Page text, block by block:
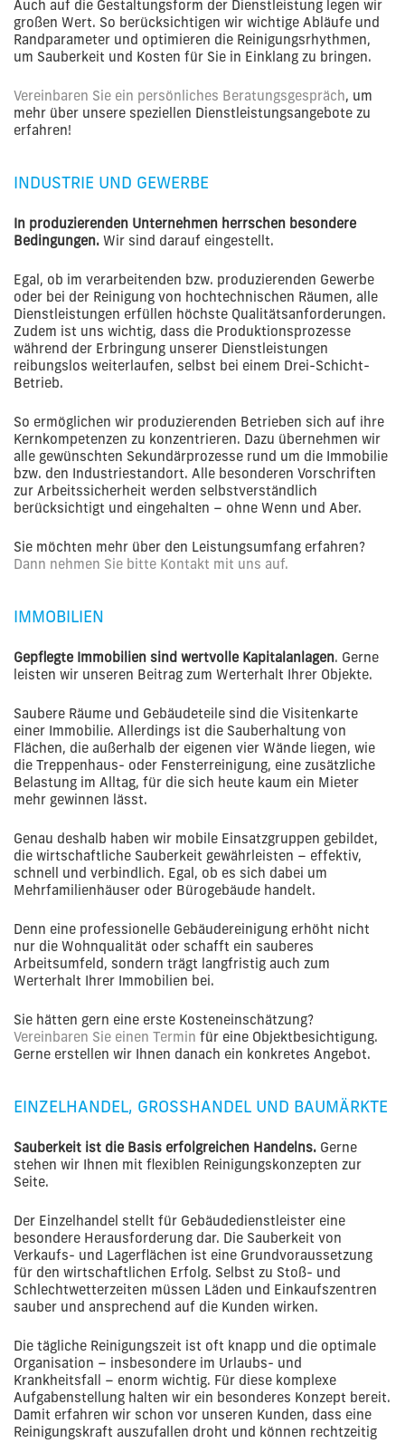
Auch auf die Gestaltungsform der Dienstleistung legen wir
großen Wert. So berücksichtigen wir wichtige Abläufe und
Randparameter und optimieren die Reinigungsrhythmen,
um Sauberkeit und Kosten für Sie in Einklang zu bringen.
Vereinbaren Sie ein persönliches Beratungsgespräch, um
mehr über unsere speziellen Dienstleistungsangebote zu
erfahren!
INDUSTRIE UND GEWERBE
In produzierenden Unternehmen herrschen besondere
Bedingungen. Wir sind darauf eingestellt.
Egal, ob im verarbeitenden bzw. produzierenden Gewerbe
oder bei der Reinigung von hochtechnischen Räumen, alle
Dienstleistungen erfüllen höchste Qualitätsanforderungen.
Zudem ist uns wichtig, dass die Produktionsprozesse
während der Erbringung unserer Dienstleistungen
reibungslos weiterlaufen, selbst bei einem Drei-Schicht-
Betrieb.
So ermöglichen wir produzierenden Betrieben sich auf ihre
Kernkompetenzen zu konzentrieren. Dazu übernehmen wir
alle gewünschten Sekundärprozesse rund um die Immobilie
bzw. den Industriestandort. Alle besonderen Vorschriften
zur Arbeitssicherheit werden selbstverständlich
berücksichtigt und eingehalten – ohne Wenn und Aber.
Sie möchten mehr über den Leistungsumfang erfahren?
Dann nehmen Sie bitte Kontakt mit uns auf.
IMMOBILIEN
Gepflegte Immobilien sind wertvolle Kapitalanlagen. Gerne
leisten wir unseren Beitrag zum Werterhalt Ihrer Objekte.
Saubere Räume und Gebäudeteile sind die Visitenkarte
einer Immobilie. Allerdings ist die Sauberhaltung von
Flächen, die außerhalb der eigenen vier Wände liegen, wie
die Treppenhaus- oder Fensterreinigung, eine zusätzliche
Belastung im Alltag, für die sich heute kaum ein Mieter
mehr gewinnen lässt.
Genau deshalb haben wir mobile Einsatzgruppen gebildet,
die wirtschaftliche Sauberkeit gewährleisten – effektiv,
schnell und verbindlich. Egal, ob es sich dabei um
Mehrfamilienhäuser oder Bürogebäude handelt.
Denn eine professionelle Gebäudereinigung erhöht nicht
nur die Wohnqualität oder schafft ein sauberes
Arbeitsumfeld, sondern trägt langfristig auch zum
Werterhalt Ihrer Immobilien bei.
Sie hätten gern eine erste Kosteneinschätzung?
Vereinbaren Sie einen Termin für eine Objektbesichtigung.
Gerne erstellen wir Ihnen danach ein konkretes Angebot.
EINZELHANDEL, GROSSHANDEL UND BAUMÄRKTE
Sauberkeit ist die Basis erfolgreichen Handelns. Gerne
stehen wir Ihnen mit flexiblen Reinigungskonzepten zur
Seite.
Der Einzelhandel stellt für Gebäudedienstleister eine
besondere Herausforderung dar. Die Sauberkeit von
Verkaufs- und Lagerflächen ist eine Grundvoraussetzung
für den wirtschaftlichen Erfolg. Selbst zu Stoß- und
Schlechtwetterzeiten müssen Läden und Einkaufszentren
sauber und ansprechend auf die Kunden wirken.
Die tägliche Reinigungszeit ist oft knapp und die optimale
Organisation – insbesondere im Urlaubs- und
Krankheitsfall – enorm wichtig. Für diese komplexe
Aufgabenstellung halten wir ein besonderes Konzept bereit.
Damit erfahren wir schon vor unseren Kunden, dass eine
Reinigungskraft auszufallen droht und können rechtzeitig